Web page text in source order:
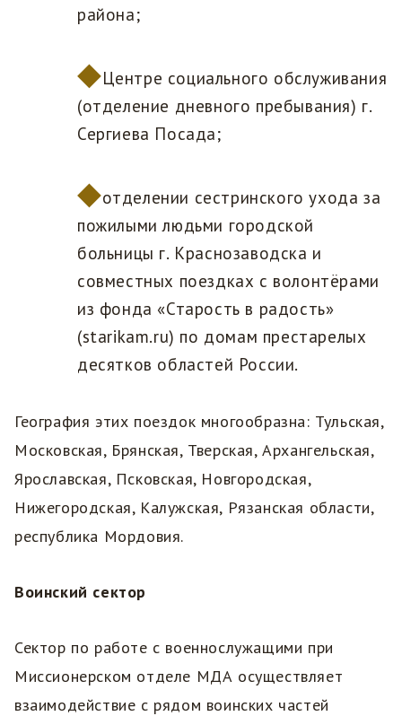
района;
Центре социального обслуживания
(отделение дневного пребывания) г.
Сергиева Посада;
отделении сестринского ухода за
пожилыми людьми городской
больницы г. Краснозаводска и
совместных поездках с волонтёрами
из фонда «Старость в радость»
(starikam.ru) по домам престарелых
десятков областей России.
География этих поездок многообразна: Тульская,
Московская, Брянская, Тверская, Архангельская,
Ярославская, Псковская, Новгородская,
Нижегородская, Калужская, Рязанская области,
республика Мордовия.
Воинский сектор
Сектор по работе с военнослужащими при
Миссионерском отделе МДА осуществляет
взаимодействие с рядом воинских частей